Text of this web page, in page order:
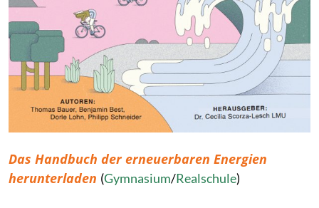
Das Handbuch der erneuerbaren Energien
herunterladen (Gymnasium/Realschule)